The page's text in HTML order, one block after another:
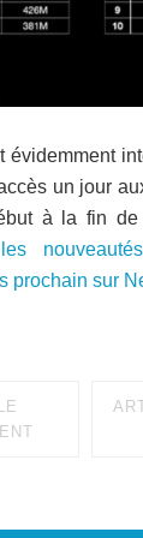
évidemment
un jour
à la fin
prochain sur